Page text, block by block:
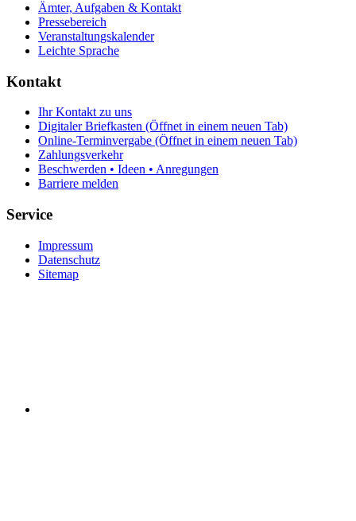
Ämter, Aufgaben & Kontakt
Pressebereich
Veranstaltungskalender
Leichte Sprache
Kontakt
Ihr Kontakt zu uns
Digitaler Briefkasten (Öffnet in einem neuen Tab)
Online-Terminvergabe (Öffnet in einem neuen Tab)
Zahlungsverkehr
Beschwerden • Ideen • Anregungen
Barriere melden
Service
Impressum
Datenschutz
Sitemap